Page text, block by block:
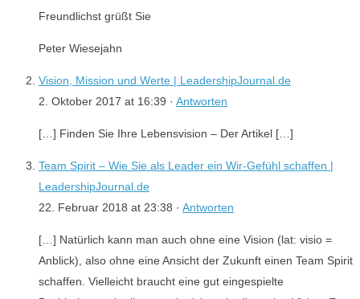
Freundlichst grüßt Sie
Peter Wiesejahn
Vision, Mission und Werte | LeadershipJournal.de
2. Oktober 2017 at 16:39 · Antworten
[…] Finden Sie Ihre Lebensvision – Der Artikel […]
Team Spirit – Wie Sie als Leader ein Wir-Gefühl schaffen |
LeadershipJournal.de
22. Februar 2018 at 23:38 · Antworten
[…] Natürlich kann man auch ohne eine Vision (lat: visio =
Anblick), also ohne eine Ansicht der Zukunft einen Team Spirit
schaffen. Vielleicht braucht eine gut eingespielte